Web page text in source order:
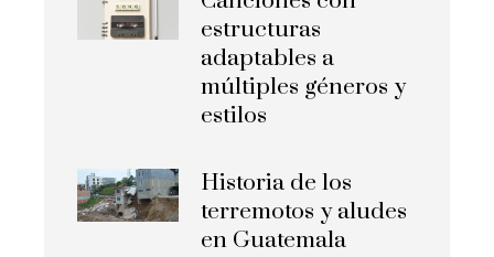
estructuras
adaptables a
múltiples géneros y
estilos
Historia de los
terremotos y aludes
en Guatemala